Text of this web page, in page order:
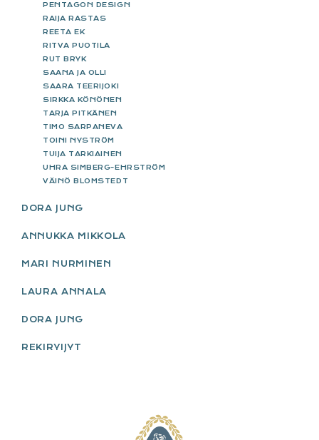
PENTAGON DESIGN
RAIJA RASTAS
REETA EK
RITVA PUOTILA
RUT BRYK
SAANA JA OLLI
SAARA TEERIJOKI
SIRKKA KÖNÖNEN
TARJA PITKÄNEN
TIMO SARPANEVA
TOINI NYSTRÖM
TUIJA TARKIAINEN
UHRA SIMBERG-EHRSTRÖM
VÄINÖ BLOMSTEDT
DORA JUNG
ANNUKKA MIKKOLA
MARI NURMINEN
LAURA ANNALA
DORA JUNG
REKIRYIJYT